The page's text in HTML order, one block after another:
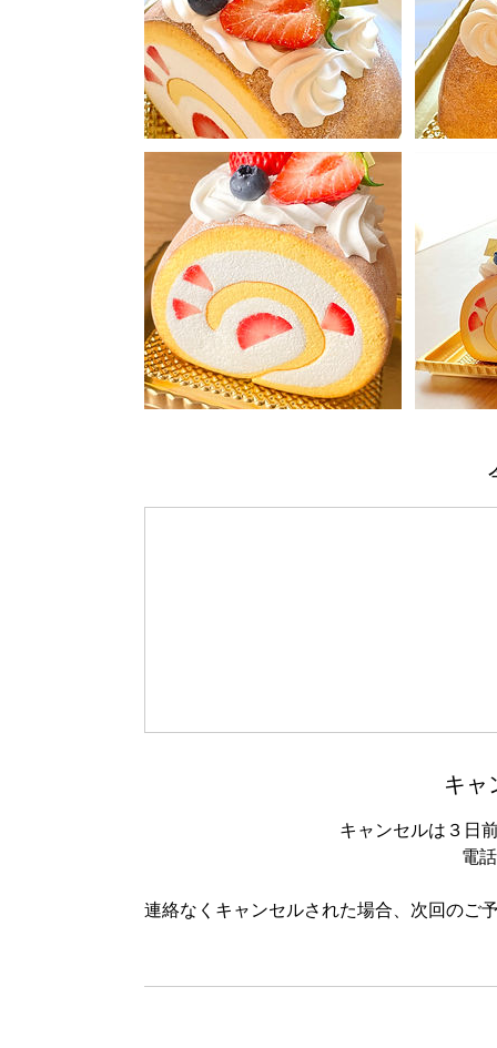
キャ
キャンセルは３日
電
連絡なくキャンセルされた場合、次回のご